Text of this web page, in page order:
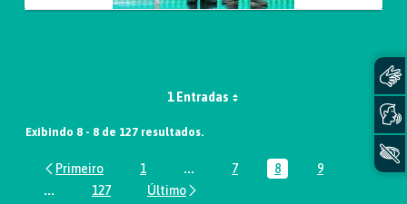
1 Entradas
Exibindo 8 - 8 de 127 resultados.
Página
1 ...Páginas intermediárias Usar ABA
Página
7 Página
8 Página
9
...Páginas intermediárias Usar ABA para navegar.
Página
127